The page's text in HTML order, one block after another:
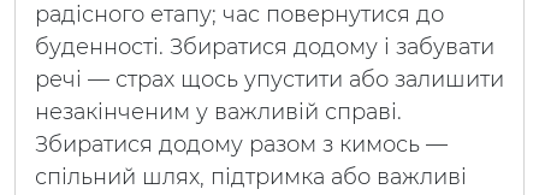
радісного етапу; час повернутися до
буденності. Збиратися додому і забувати
речі — страх щось упустити або залишити
незакінченим у важливій справі.
Збиратися додому разом з кимось —
спільний шлях, підтримка або важливі